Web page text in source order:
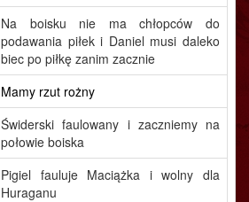
Na boisku nie ma chłopców do
podawania piłek i Daniel musi daleko
biec po piłkę zanim zacznie
Mamy rzut rożny
Świderski faulowany i zaczniemy na
połowie boiska
Pigiel fauluje Maciążka i wolny dla
Huraganu